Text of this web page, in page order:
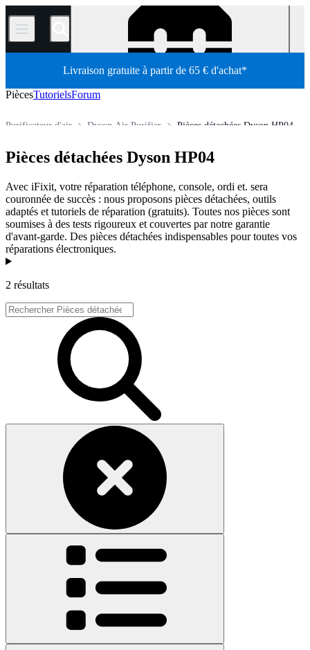
/
Livraison gratuite à partir de 65 € d'achat*
PiècesTutorielsForum
Pièces détachées Dyson HP04
Dyson Air Purifier
Purificateur d'air
Boutique
Pièces détachées Dyson HP04
Avec iFixit, votre réparation téléphone, console, ordi et. sera
couronnée de succès : nous proposons pièces détachées, outils
adaptés et tutoriels de réparation (gratuits). Toutes nos pièces sont
soumises à des tests rigoureux et couvertes par notre garantie
d'avant-garde. Des pièces détachées indispensables pour toutes vos
réparations électroniques.
Produits
2 résultats